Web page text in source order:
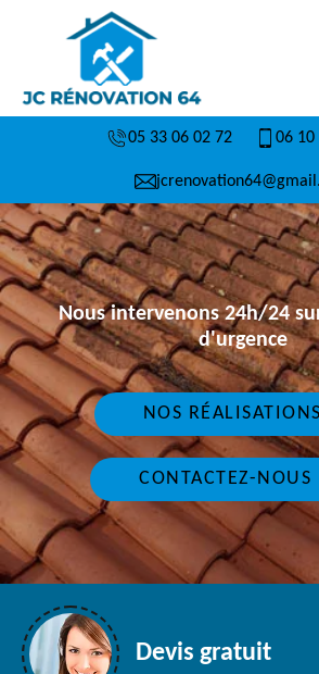
05 33 06 02 72 06 10
Nous intervenons 24h/24
d'urgence
NOS RÉALISATIONS
CONTACTEZ-NOUS
Devis gratuit